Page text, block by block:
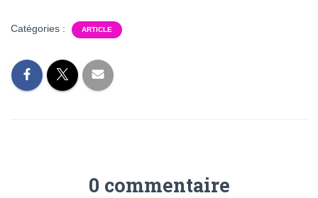
Catégories : ARTICLE
0 commentaire